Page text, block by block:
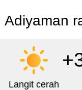
Adiyaman
Langit cerah